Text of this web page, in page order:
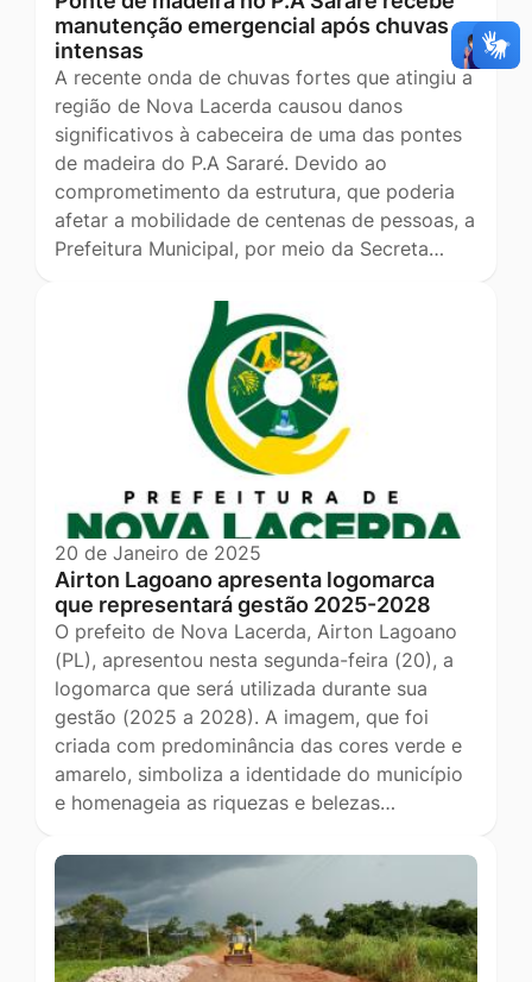
manutenção emergencial após chuvas
intensas
A recente onda de chuvas fortes que atingiu a
região de Nova Lacerda causou danos
significativos à cabeceira de uma das pontes
de madeira do P.A Sararé. Devido ao
comprometimento da estrutura, que poderia
afetar a mobilidade de centenas de pessoas, a
Prefeitura Municipal, por meio da Secreta…
20 de Janeiro de 2025
Airton Lagoano apresenta logomarca
que representará gestão 2025-2028
O prefeito de Nova Lacerda, Airton Lagoano
(PL), apresentou nesta segunda-feira (20), a
logomarca que será utilizada durante sua
gestão (2025 a 2028). A imagem, que foi
criada com predominância das cores verde e
amarelo, simboliza a identidade do município
e homenageia as riquezas e belezas…